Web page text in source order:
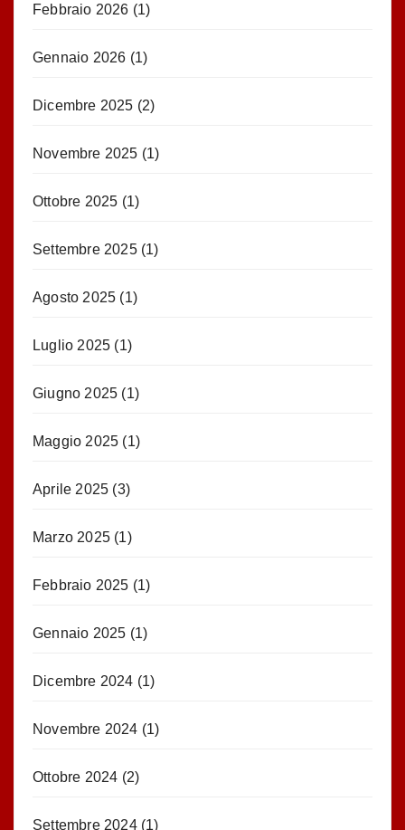
Febbraio 2026 (1)
Gennaio 2026 (1)
Dicembre 2025 (2)
Novembre 2025 (1)
Ottobre 2025 (1)
Settembre 2025(1)
Agosto 2025 (1)
Luglio 2025 (1)
Giugno 2025 (1)
Maggio 2025 (1)
Aprile 2025 (3)
Marzo 2025 (1)
Febbraio 2025 (1)
Gennaio 2025 (1)
Dicembre 2024 (1)
Novembre 2024 (1)
Ottobre 2024 (2)
Settembre 2024(1)